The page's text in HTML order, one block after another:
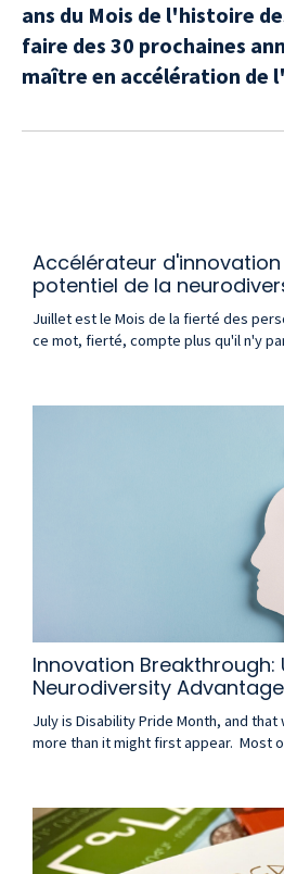
ans du Mois de l'histoire
faire des 30 prochaines
maître en accélération de
Accélérateur d'innovation
potentiel de la
Juillet est le Mois de la fierté des
ce mot, fierté, compte plus qu'il n'y
modifier les environnements, ajuster
l'accès. Tout cela est nécessaire.
Innovation Breakthrough:
Neurodiversity Advantage
July is Disability Pride Month, and
more than it might first appear. Most
ensuring access. All of that is
And none of it captures what Disability
inviting us ...